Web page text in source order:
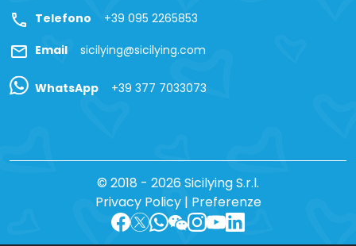
call Telefono +39 095 2265853
mail Email sicilying@sicilying.com
WhatsApp +39 377 7033073
© 2018 - 2026 Sicilying S.r.l.
Privacy Policy| Preferenze